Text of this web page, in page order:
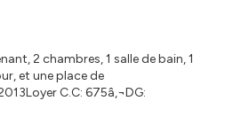
2 chambres, 1 salle de bain, 1
et une place de
C.C: 675â‚¬DG: